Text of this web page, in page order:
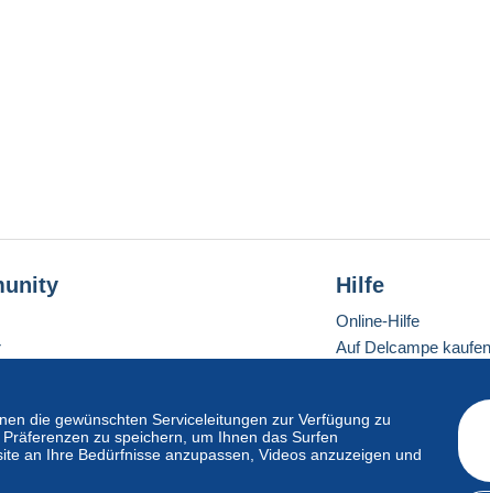
die gewünschten Serviceleitungen zur Verfügung zu
zu speichern, um Ihnen das Surfen
an Ihre Bedürfnisse anzupassen, Videos anzuzeigen und
Hilfe
Online-Hilfe
Auf Delcampe kaufen
Eine sichere Website